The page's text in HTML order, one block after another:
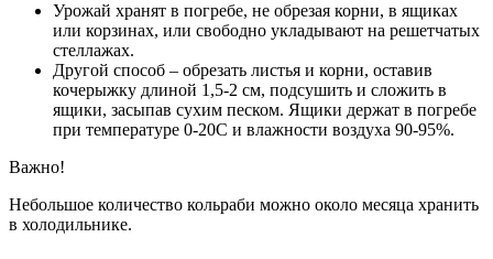
Урожай хранят в погребе, не обрезая корни, в ящиках
или корзинах, или свободно укладывают на решетчатых
стеллажах.
Другой способ – обрезать листья и корни, оставив
кочерыжку длиной 1,5-2 см, подсушить и сложить в
ящики, засыпав сухим песком. Ящики держат в погребе
при температуре 0-20C и влажности воздуха 90-95%.
Важно!
Небольшое количество кольраби можно около месяца хранить
в холодильнике.